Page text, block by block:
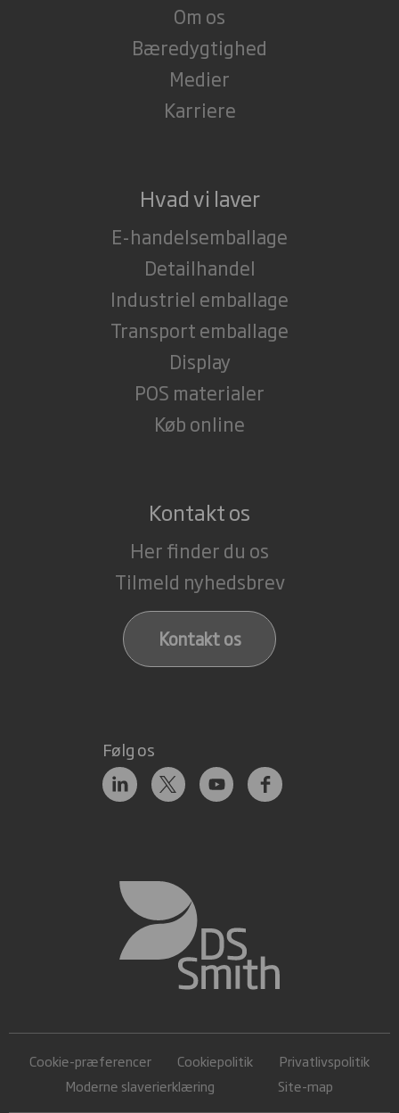
Om os
Bæredygtighed
Medier
Karriere
Hvad vi laver
E-handelsemballage
Detailhandel
Industriel emballage
Transport emballage
Display
POS materialer
Køb online
Kontakt os
Her finder du os
Tilmeld nyhedsbrev
Kontakt os
Følg os
Cookie-præferencer Cookiepolitik
Privatlivspolitik
Moderne slaverierklæring
Site-map